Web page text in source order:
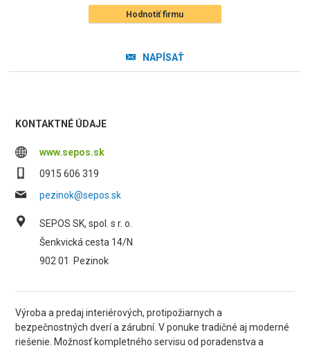
Hodnotiť firmu
NAPÍSAŤ
KONTAKTNÉ ÚDAJE
www.sepos.sk
0915 606 319
pezinok@sepos.sk
SEPOS SK, spol. s r. o.
Šenkvická cesta 14/N
902 01
Pezinok
Výroba a predaj interiérových, protipožiarnych a
bezpečnostných dverí a zárubní. V ponuke tradičné aj moderné
riešenie. Možnosť kompletného servisu od poradenstva a